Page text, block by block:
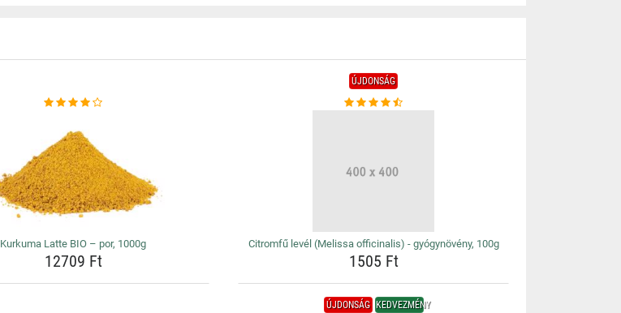
Kurkuma Latte BIO – por, 1000g
12709 Ft
ÚJDONSÁG
Citromfű levél (Melissa officinalis) - gyógynövény, 100g
1505 Ft
ÚJDONSÁG KEDVEZMÉNY